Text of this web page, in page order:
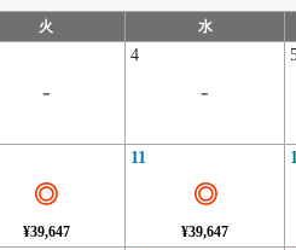
火 水
-
4
-
◎
¥39,647
11
◎
¥39,647